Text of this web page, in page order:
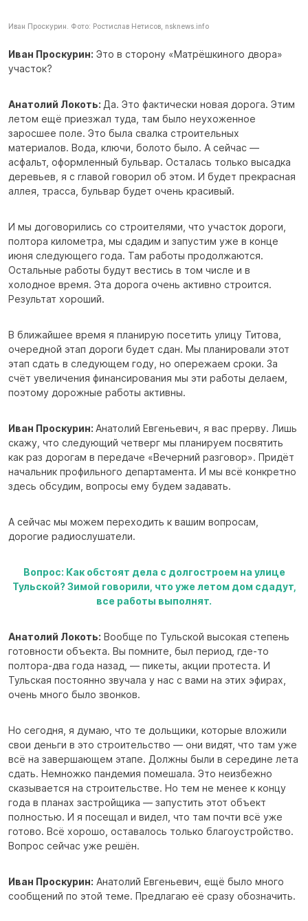
Иван Проскурин. Фото: Ростислав Нетисов, nsknews.info
Иван Проскурин: Это в сторону «Матрёшкиного двора»
участок?
Анатолий Локоть: Да. Это фактически новая дорога. Этим
летом ещё приезжал туда, там было неухоженное
заросшее поле. Это была свалка строительных
материалов. Вода, ключи, болото было. А сейчас —
асфальт, оформленный бульвар. Осталась только высадка
деревьев, я с главой говорил об этом. И будет прекрасная
аллея, трасса, бульвар будет очень красивый.
И мы договорились со строителями, что участок дороги,
полтора километра, мы сдадим и запустим уже в конце
июня следующего года. Там работы продолжаются.
Остальные работы будут вестись в том числе и в
холодное время. Эта дорога очень активно строится.
Результат хороший.
В ближайшее время я планирую посетить улицу Титова,
очередной этап дороги будет сдан. Мы планировали этот
этап сдать в следующем году, но опережаем сроки. За
счёт увеличения финансирования мы эти работы делаем,
поэтому дорожные работы активны.
Иван Проскурин: Анатолий Евгеньевич, я вас прерву. Лишь
скажу, что следующий четверг мы планируем посвятить
как раз дорогам в передаче «Вечерний разговор». Придёт
начальник профильного департамента. И мы всё конкретно
здесь обсудим, вопросы ему будем задавать.
А сейчас мы можем переходить к вашим вопросам,
дорогие радиослушатели.
Вопрос: Как обстоят дела с долгостроем на улице
Тульской? Зимой говорили, что уже летом дом сдадут,
все работы выполнят.
Анатолий Локоть: Вообще по Тульской высокая степень
готовности объекта. Вы помните, был период, где-то
полтора-два года назад, — пикеты, акции протеста. И
Тульская постоянно звучала у нас с вами на этих эфирах,
очень много было звонков.
Но сегодня, я думаю, что те дольщики, которые вложили
свои деньги в это строительство — они видят, что там уже
всё на завершающем этапе. Должны были в середине лета
сдать. Немножко пандемия помешала. Это неизбежно
сказывается на строительстве. Но тем не менее к концу
года в планах застройщика — запустить этот объект
полностью. И я посещал и видел, что там почти всё уже
готово. Всё хорошо, оставалось только благоустройство.
Вопрос сейчас уже решён.
Иван Проскурин: Анатолий Евгеньевич, ещё было много
сообщений по этой теме. Предлагаю её сразу обозначить.